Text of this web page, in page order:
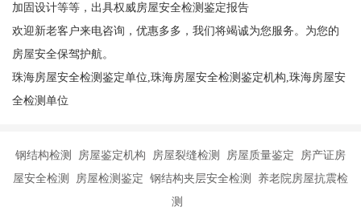
加固设计等等，出具权威房屋安全检测鉴定报告
欢迎新老客户来电咨询，优惠多多，我们将竭诚为您服务。为您的
房屋安全保驾护航。
珠海房屋安全检测鉴定单位,珠海房屋安全检测鉴定机构,珠海房屋安
全检测单位
钢结构检测 房屋鉴定机构 房屋裂缝检测 房屋质量鉴定 房产证房
屋安全检测 房屋检测鉴定 钢结构夹层安全检测 养老院房屋抗震检
测